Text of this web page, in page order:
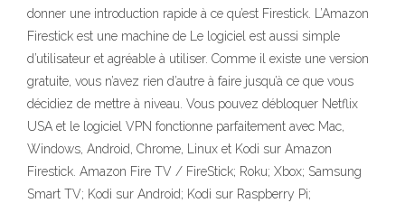
donner une introduction rapide à ce qu’est Firestick. L’Amazon
Firestick est une machine de Le logiciel est aussi simple
d’utilisateur et agréable à utiliser. Comme il existe une version
gratuite, vous n’avez rien d’autre à faire jusqu’à ce que vous
décidiez de mettre à niveau. Vous pouvez débloquer Netflix
USA et le logiciel VPN fonctionne parfaitement avec Mac,
Windows, Android, Chrome, Linux et Kodi sur Amazon
Firestick. Amazon Fire TV / FireStick; Roku; Xbox; Samsung
Smart TV; Kodi sur Android; Kodi sur Raspberry Pi;